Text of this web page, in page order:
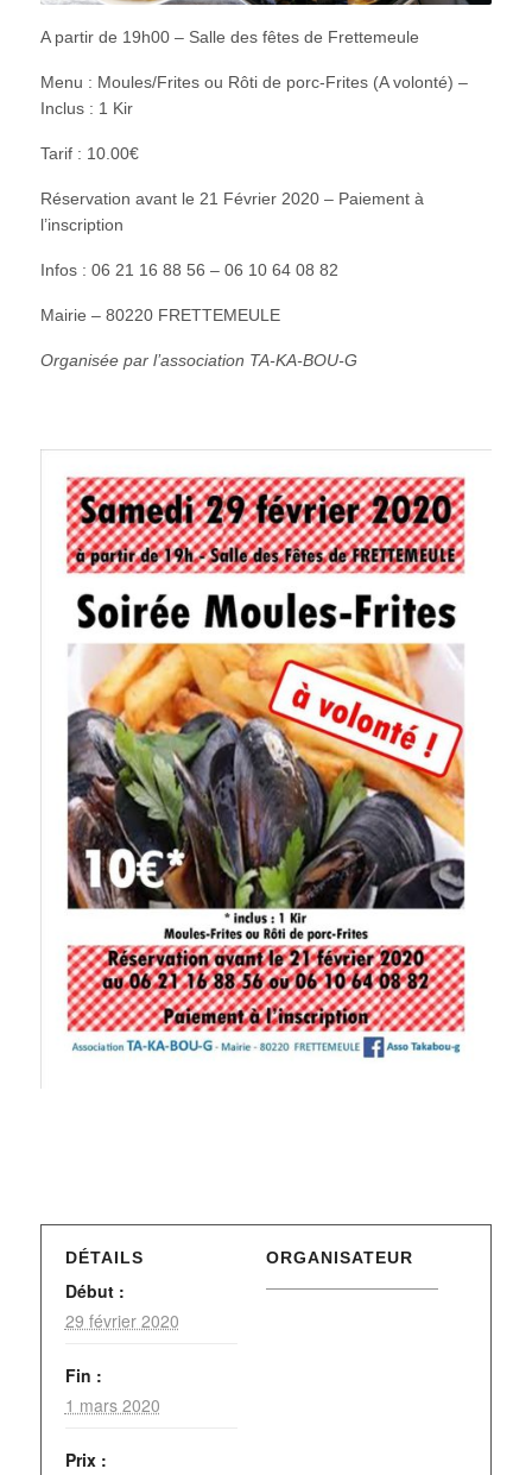
A partir de 19h00 – Salle des fêtes de Frettemeule
Menu : Moules/Frites ou Rôti de porc-Frites (A volonté) –
Inclus : 1 Kir
Tarif : 10.00€
Réservation avant le 21 Février 2020 – Paiement à
l’inscription
Infos : 06 21 16 88 56 – 06 10 64 08 82
Mairie – 80220 FRETTEMEULE
Organisée par l’association TA-KA-BOU-G
DÉTAILS
Début :
29 février 2020
Fin :
1 mars 2020
Prix :
ORGANISATEUR